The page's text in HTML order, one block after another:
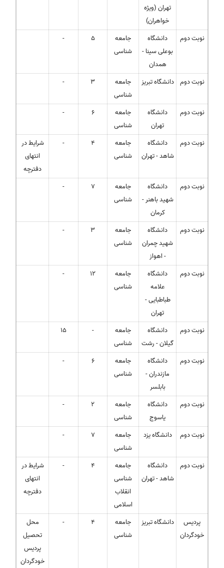
تهران (ویژه
خواهران)
نوبت دوم
دانشگاه
بوعلی سینا -
همدان
جامعه
شناسی
5
-
نوبت دوم دانشگاه تبریز
جامعه
شناسی
3
-
نوبت دوم
دانشگاه
تهران
جامعه
شناسی
6
-
نوبت دوم
دانشگاه
شاهد - تهران
جامعه
شناسی
4
-
شرایط در
انتهای
دفترچه
نوبت دوم
دانشگاه
شهید باهنر -
کرمان
جامعه
شناسی
7
-
نوبت دوم
دانشگاه
شهید چمران
- اهواز
جامعه
شناسی
3
-
نوبت دوم
دانشگاه
علامه
طباطبایی -
تهران
جامعه
شناسی
12
-
نوبت دوم
دانشگاه
گیلان - رشت
جامعه
شناسی
-
15
نوبت دوم
دانشگاه
مازندران -
بابلسر
جامعه
شناسی
6
-
نوبت دوم
دانشگاه
یاسوج
جامعه
شناسی
2
-
نوبت دوم دانشگاه یزد
جامعه
شناسی
7
-
نوبت دوم
دانشگاه
شاهد - تهران
جامعه
شناسی
انقلاب
اسلامی
4
-
شرایط در
انتهای
دفترچه
پردیس
خودگردان
دانشگاه تبریز
جامعه
شناسی
4
-
محل
تحصیل
پردیس
خودگردان